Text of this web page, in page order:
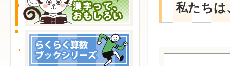
シ
ョ
私たちは